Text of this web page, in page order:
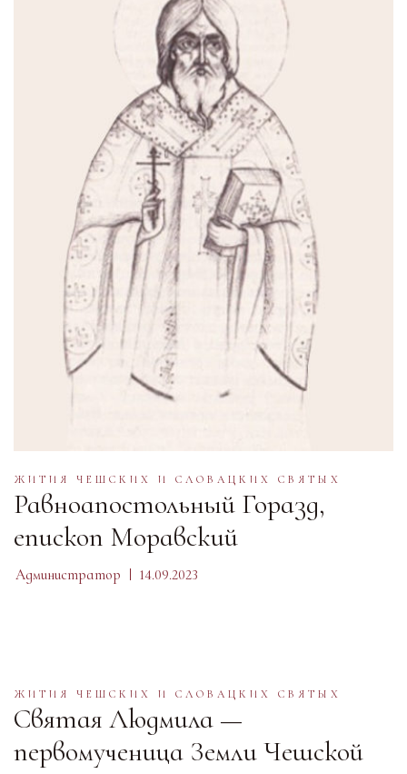
ЖИТИЯ ЧЕШСКИХ И СЛОВАЦКИХ СВЯТЫХ
Равноапостольный Горазд,
епископ Моравский
Администратор 14.09.2023
ЖИТИЯ ЧЕШСКИХ И СЛОВАЦКИХ СВЯТЫХ
Святая Людмила —
первомученица Земли Чешской